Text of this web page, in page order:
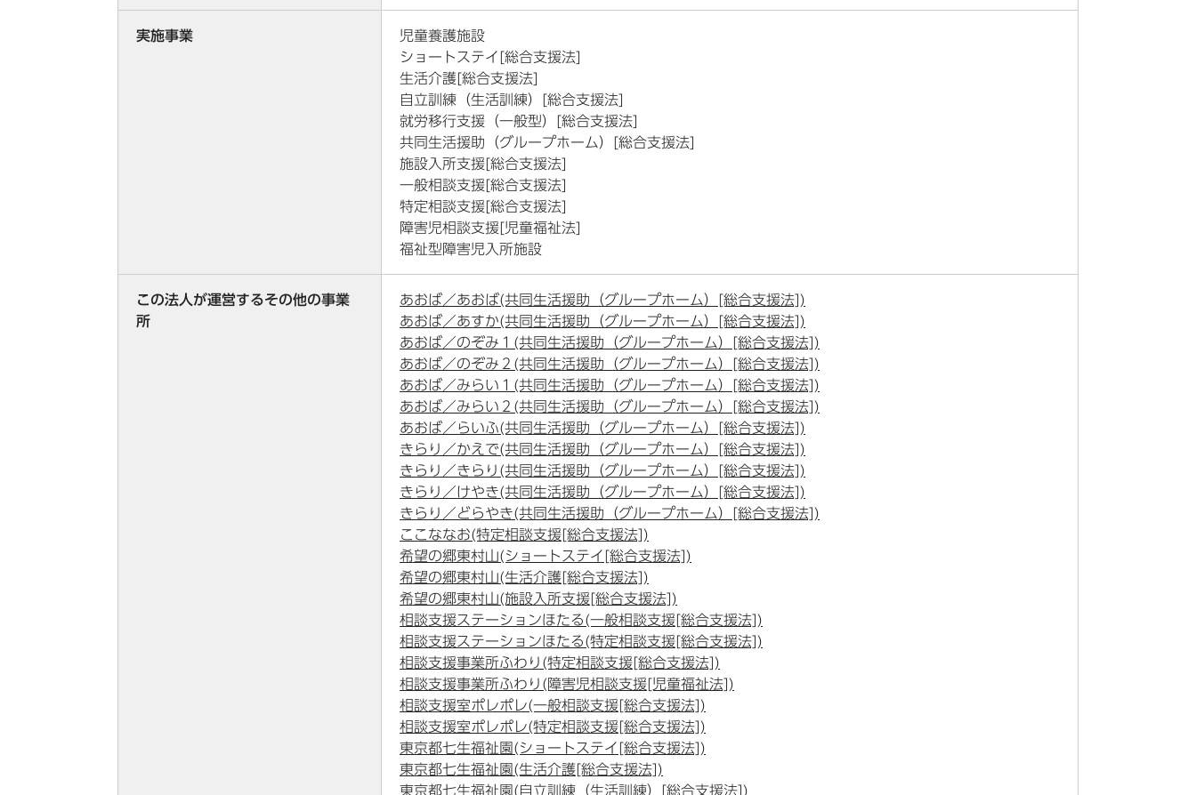
実施事業
児童養護施設
ショートステイ[総合支援法]
生活介護[総合支援法]
自立訓練（生活訓練）[総合支援法]
就労移行支援（一般型）[総合支援法]
共同生活援助（グループホーム）[総合支援法]
施設入所支援[総合支援法]
一般相談支援[総合支援法]
特定相談支援[総合支援法]
障害児相談支援[児童福祉法]
福祉型障害児入所施設
この法人が運営するその他の事業
所
あおば／あおば(共同生活援助（グループホーム）[総合支援法])
あおば／あすか(共同生活援助（グループホーム）[総合支援法])
あおば／のぞみ１(共同生活援助（グループホーム）[総合支援法])
あおば／のぞみ２(共同生活援助（グループホーム）[総合支援法])
あおば／みらい１(共同生活援助（グループホーム）[総合支援法])
あおば／みらい２(共同生活援助（グループホーム）[総合支援法])
あおば／らいふ(共同生活援助（グループホーム）[総合支援法])
きらり／かえで(共同生活援助（グループホーム）[総合支援法])
きらり／きらり(共同生活援助（グループホーム）[総合支援法])
きらり／けやき(共同生活援助（グループホーム）[総合支援法])
きらり／どらやき(共同生活援助（グループホーム）[総合支援法])
ここななお(特定相談支援[総合支援法])
希望の郷東村山(ショートステイ[総合支援法])
希望の郷東村山(生活介護[総合支援法])
希望の郷東村山(施設入所支援[総合支援法])
相談支援ステーションほたる(一般相談支援[総合支援法])
相談支援ステーションほたる(特定相談支援[総合支援法])
相談支援事業所ふわり(特定相談支援[総合支援法])
相談支援事業所ふわり(障害児相談支援[児童福祉法])
相談支援室ポレポレ(一般相談支援[総合支援法])
相談支援室ポレポレ(特定相談支援[総合支援法])
東京都七生福祉園(ショートステイ[総合支援法])
東京都七生福祉園(生活介護[総合支援法])
東京都七生福祉園(自立訓練（生活訓練）[総合支援法])